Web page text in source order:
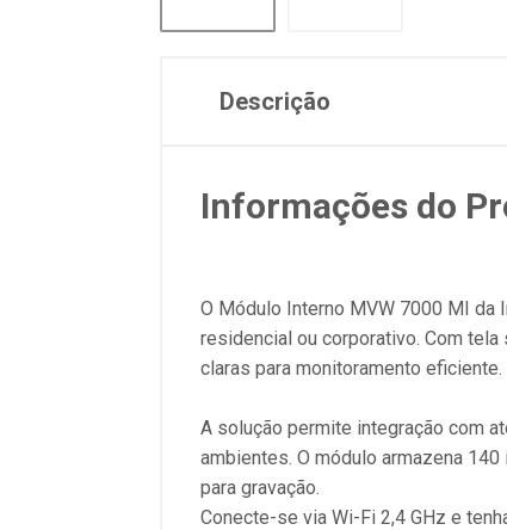
Descrição
Informações do
O Módulo Interno MVW 7000 MI da
residencial ou corporativo. Com
claras para monitoramento eficiente.
A solução permite integração com
ambientes. O módulo armazena
para gravação.
Conecte-se via Wi-Fi 2,4 GHz e